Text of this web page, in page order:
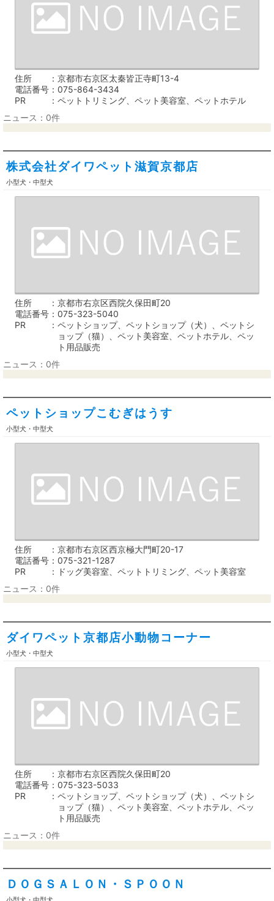
住所
京都市右京区太秦皆正寺町13-4
電話番号
075-864-3434
PR
ペットトリミング、ペット美容室、ペットホテル
ニュース：0件
株式会社ダイワペット滋賀京都店
小型犬・中型犬
住所
京都市右京区西院久保田町20
電話番号
075-323-5040
PR
ペットショップ、ペットショップ（犬）、ペットシ
ョップ（猫）、ペット美容室、ペットホテル、ペッ
ト用品販売
ニュース：0件
ペットショップこむぎはうす
小型犬・中型犬
住所
京都市右京区西京極大門町20-17
電話番号
075-321-1287
PR
ドッグ美容室、ペットトリミング、ペット美容室
ニュース：0件
ダイワペット京都店小動物コーナー
小型犬・中型犬
住所
京都市右京区西院久保田町20
電話番号
075-323-5033
PR
ペットショップ、ペットショップ（犬）、ペットシ
ョップ（猫）、ペット美容室、ペットホテル、ペッ
ト用品販売
ニュース：0件
ＤＯＧＳＡＬＯＮ・ＳＰＯＯＮ